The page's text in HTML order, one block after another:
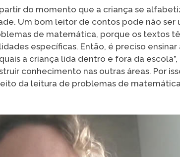
do momento que a criança se
Um bom leitor de contos pode não ser
de matemática, porque os textos
específicas. Então, é preciso ensinar
a criança lida dentro e fora da
conhecimento nas outras áreas. Por
da leitura de problemas de